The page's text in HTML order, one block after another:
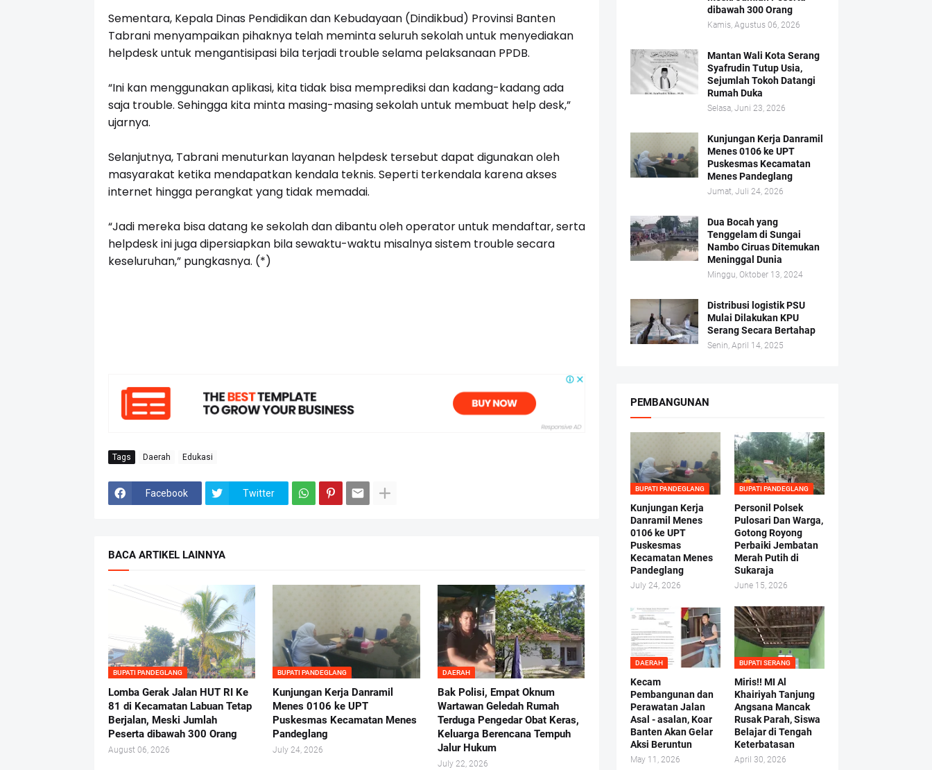
Sementara, Kepala Dinas Pendidikan dan Kebudayaan (Dindikbud) Provinsi Banten
Tabrani menyampaikan pihaknya telah meminta seluruh sekolah untuk menyediakan
helpdesk untuk mengantisipasi bila terjadi trouble selama pelaksanaan PPDB.
“Ini kan menggunakan aplikasi, kita tidak bisa memprediksi dan kadang-kadang ada
saja trouble. Sehingga kita minta masing-masing sekolah untuk membuat help desk,”
ujarnya.
Selanjutnya, Tabrani menuturkan layanan helpdesk tersebut dapat digunakan oleh
masyarakat ketika mendapatkan kendala teknis. Seperti terkendala karena akses
internet hingga perangkat yang tidak memadai.
“Jadi mereka bisa datang ke sekolah dan dibantu oleh operator untuk mendaftar, serta
helpdesk ini juga dipersiapkan bila sewaktu-waktu misalnya sistem trouble secara
keseluruhan,” pungkasnya. (*)
Tags Daerah Edukasi
Facebook Twitter
BACA ARTIKEL LAINNYA
BUPATI PANDEGLANG
Lomba Gerak Jalan HUT RI Ke
81 di Kecamatan Labuan Tetap
Berjalan, Meski Jumlah
Peserta dibawah 300 Orang
August 06, 2026
BUPATI PANDEGLANG
Kunjungan Kerja Danramil
Menes 0106 ke UPT
Puskesmas Kecamatan Menes
Pandeglang
July 24, 2026
DAERAH
Bak Polisi, Empat Oknum
Wartawan Geledah Rumah
Terduga Pengedar Obat Keras,
Keluarga Berencana Tempuh
Jalur Hukum
July 22, 2026
dibawah 300 Orang
Kamis, Agustus 06, 2026
Mantan Wali Kota Serang
Syafrudin Tutup Usia,
Sejumlah Tokoh Datangi
Rumah Duka
Selasa, Juni 23, 2026
Kunjungan Kerja Danramil
Menes 0106 ke UPT
Puskesmas Kecamatan
Menes Pandeglang
Jumat, Juli 24, 2026
Dua Bocah yang
Tenggelam di Sungai
Nambo Ciruas Ditemukan
Meninggal Dunia
Minggu, Oktober 13, 2024
Distribusi logistik PSU
Mulai Dilakukan KPU
Serang Secara Bertahap
Senin, April 14, 2025
PEMBANGUNAN
BUPATI PANDEGLANG
Kunjungan Kerja
Danramil Menes
0106 ke UPT
Puskesmas
Kecamatan Menes
Pandeglang
July 24, 2026
BUPATI PANDEGLANG
Personil Polsek
Pulosari Dan Warga,
Gotong Royong
Perbaiki Jembatan
Merah Putih di
Sukaraja
June 15, 2026
DAERAH
Kecam
Pembangunan dan
Perawatan Jalan
Asal - asalan, Koar
Banten Akan Gelar
Aksi Beruntun
May 11, 2026
BUPATI SERANG
Miris!! MI Al
Khairiyah Tanjung
Angsana Mancak
Rusak Parah, Siswa
Belajar di Tengah
Keterbatasan
April 30, 2026